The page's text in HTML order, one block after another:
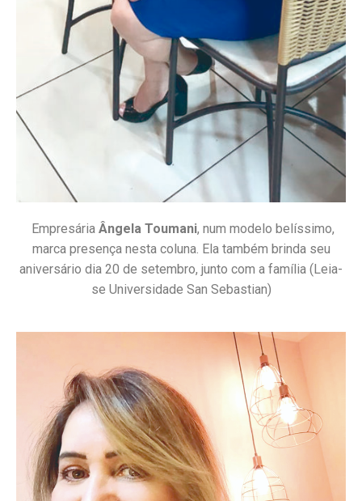
Empresária Ângela Toumani, num modelo belíssimo,
marca presença nesta coluna. Ela também brinda seu
aniversário dia 20 de setembro, junto com a família (Leia-
se Universidade San Sebastian)